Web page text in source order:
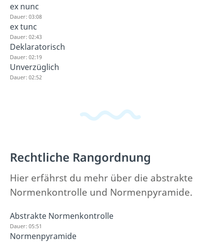
ex nunc
Dauer: 03:08
ex tunc
Dauer: 02:43
Deklaratorisch
Dauer: 02:19
Unverzüglich
Dauer: 02:52
Rechtliche Rangordnung
Hier erfährst du mehr über die abstrakte
Normenkontrolle und Normenpyramide.
Abstrakte Normenkontrolle
Dauer: 05:51
Normenpyramide